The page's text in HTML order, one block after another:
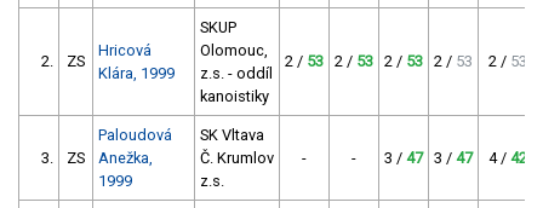
2. ZS
Hricová
Klára, 1999
SKUP
Olomouc,
z.s. - oddíl
kanoistiky
2 / 53 2 / 53 2 / 53 2 / 53 2 / 53
3. ZS
Paloudová
Anežka,
1999
SK Vltava
Č. Krumlov
z.s.
- - 3 / 47 3 / 47 4 / 42